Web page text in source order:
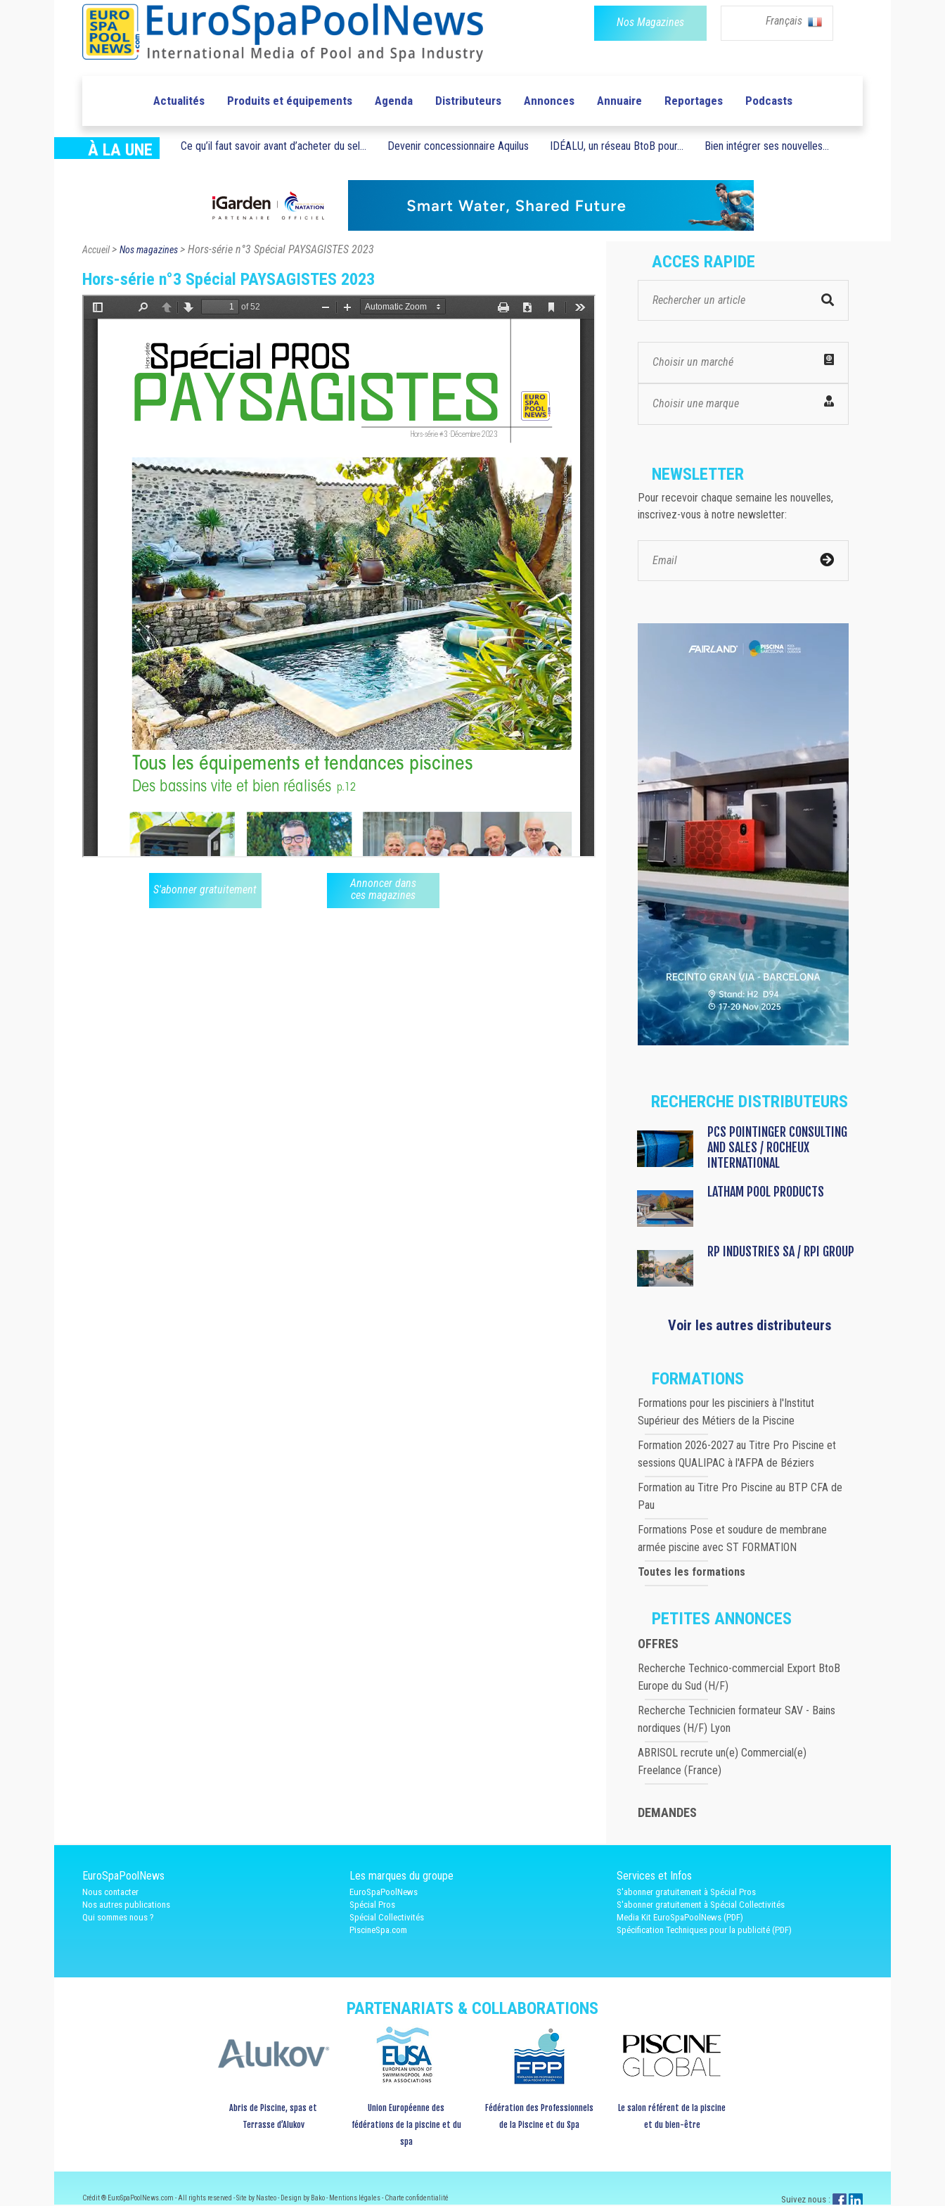
Nos Magazines Français
Actualités Produits et équipements Agenda Distributeurs Annonces Annuaire Reportages Podcasts
À LA UNE Ce qu’il faut savoir avant d’acheter du sel... Devenir concessionnaire Aquilus IDÉALU, un réseau BtoB pour... Bien intégrer ses nouvelles...
Accueil> Nos magazines> Hors-série n°3 Spécial PAYSAGISTES 2023
Hors-série n°3 Spécial PAYSAGISTES 2023
S'abonner gratuitement
Annoncer dans
ces magazines
ACCES RAPIDE
Choisir un marché
Choisir une marque
NEWSLETTER
Pour recevoir chaque semaine les nouvelles,
inscrivez-vous à notre newsletter:
RECHERCHE DISTRIBUTEURS
PCS POINTINGER CONSULTING
AND SALES / ROCHEUX
INTERNATIONAL
LATHAM POOL PRODUCTS
RP INDUSTRIES SA / RPI GROUP
Voir les autres distributeurs
FORMATIONS
Formations pour les pisciniers à l'Institut
Supérieur des Métiers de la Piscine
Formation 2026-2027 au Titre Pro Piscine et
sessions QUALIPAC à l'AFPA de Béziers
Formation au Titre Pro Piscine au BTP CFA de
Pau
Formations Pose et soudure de membrane
armée piscine avec ST FORMATION
Toutes les formations
PETITES ANNONCES
OFFRES
Recherche Technico-commercial Export BtoB
Europe du Sud (H/F)
Recherche Technicien formateur SAV - Bains
nordiques (H/F) Lyon
ABRISOL recrute un(e) Commercial(e)
Freelance (France)
DEMANDES
EuroSpaPoolNews
Nous contacter
Nos autres publications
Qui sommes nous ?
Les marques du groupe
EuroSpaPoolNews
Spécial Pros
Spécial Collectivités
PiscineSpa.com
Services et Infos
S'abonner gratuitement à Spécial Pros
S'abonner gratuitement à Spécial Collectivités
Media Kit EuroSpaPoolNews (PDF)
Spécification Techniques pour la publicité (PDF)
PARTENARIATS & COLLABORATIONS
Abris de Piscine, spas et
Terrasse d’Alukov
Union Européenne des
fédérations de la piscine et du
spa
Fédération des Professionnels
de la Piscine et du Spa
Le salon référent de la piscine
et du bien-être
Crédit ® EuroSpaPoolNews.com - All rights reserved - Site by Nasteo - Design by Bako - Mentions légales-Charte confidentialité Suivez nous :